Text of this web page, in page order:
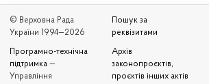
© Верховна Рада
України 1994—2026
Програмно-технічна
підтримка —
Управління
Пошук за
реквізитами
Архів
законопроєктів,
проєктів інших актів